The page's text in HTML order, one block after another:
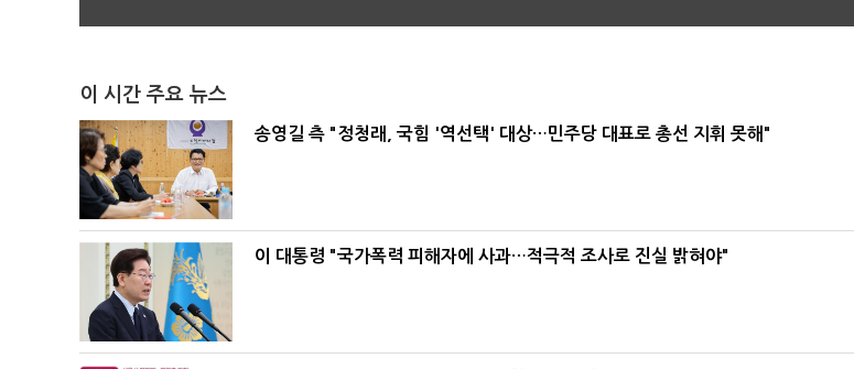
이 시간 주요 뉴스
송영길 측 "정청래, 국힘 '역선택' 대상…민주당 대표로 총선 지휘 못해"
이 대통령 "국가폭력 피해자에 사과…적극적 조사로 진실 밝혀야"